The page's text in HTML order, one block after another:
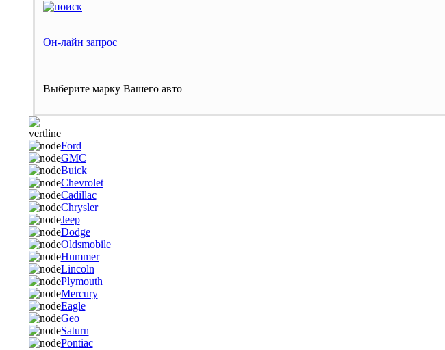
Он-лайн запрос
Выберите марку Вашего авто
Ford
GMC
Buick
Chevrolet
Cadillac
Chrysler
Jeep
Dodge
Oldsmobile
Hummer
Lincoln
Plymouth
Mercury
Eagle
Geo
Saturn
Pontiac